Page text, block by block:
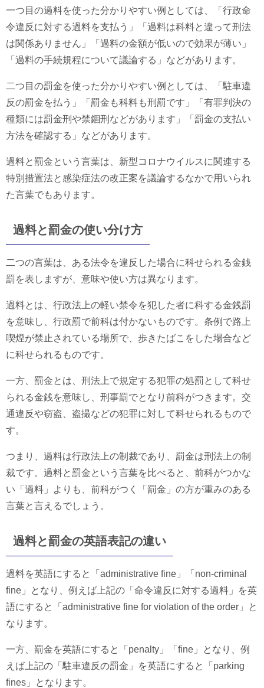
一つ目の過料を使った分かりやすい例としては、「行政命
令違反に対する過料を支払う」「過料は科料と違って刑法
は関係ありません」「過料の金額が低いので効果が薄い」
「過料の手続規程について議論する」などがあります。
二つ目の罰金を使った分かりやすい例としては、「駐車違
反の罰金を払う」「罰金も科料も刑罰です」「有罪判決の
種類には罰金刑や禁錮刑などがあります」「罰金の支払い
方法を確認する」などがあります。
過料と罰金という言葉は、新型コロナウイルスに関連する
特別措置法と感染症法の改正案を議論するなかで用いられ
た言葉でもあります。
過料と罰金の使い分け方
二つの言葉は、ある法令を違反した場合に科せられる金銭
罰を表しますが、意味や使い方は異なります。
過料とは、行政法上の軽い禁令を犯した者に科する金銭罰
を意味し、行政罰で前科は付かないものです。条例で路上
喫煙が禁止されている場所で、歩きたばこをした場合など
に科せられるものです。
一方、罰金とは、刑法上で規定する犯罪の処罰として科せ
られる金銭を意味し、刑事罰でとなり前科がつきます。交
通違反や窃盗、盗撮などの犯罪に対して科せられるもので
す。
つまり、過料は行政法上の制裁であり、罰金は刑法上の制
裁です。過料と罰金という言葉を比べると、前科がつかな
い「過料」よりも、前科がつく「罰金」の方が重みのある
言葉と言えるでしょう。
過料と罰金の英語表記の違い
過料を英語にすると「administrative fine」「non-criminal
fine」となり、例えば上記の「命令違反に対する過料」を英
語にすると「administrative fine for violation of the order」と
なります。
一方、罰金を英語にすると「penalty」「fine」となり、例
えば上記の「駐車違反の罰金」を英語にすると「parking
fines」となります。